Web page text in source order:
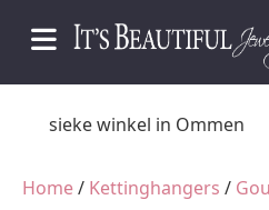
Fysieke winkel in Ommen
Home/ Kettinghangers /